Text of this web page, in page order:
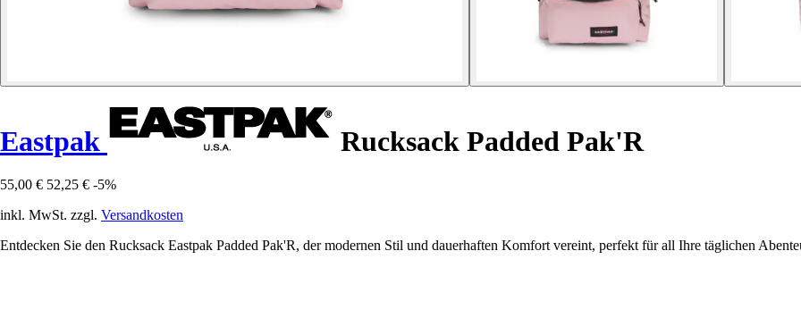
Eastpak Rucksack Padded Pak'R
55,00 € 52,25 € -5%
inkl. MwSt. zzgl. Versandkosten
Entdecken Sie den Rucksack Eastpak Padded Pak'R, der modernen Stil und dauerhaften Komfort vereint, perfekt für all Ihre täglichen